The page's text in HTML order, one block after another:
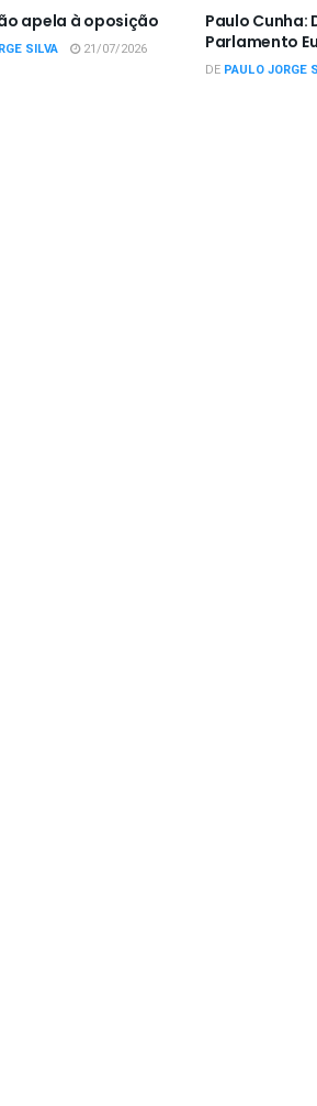
apela à oposição
SILVA 21/07/2026
Paulo Cunha:
Parlamento
DE PAULO JORGE